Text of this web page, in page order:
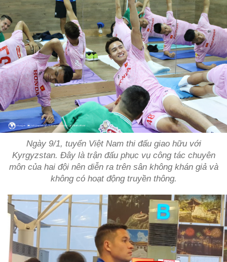
Ngày 9/1, tuyển Việt Nam thi đấu giao hữu với
Kyrgyzstan. Đây là trận đấu phục vụ công tác chuyên
môn của hai đội nên diễn ra trên sân không khán giả và
không có hoạt động truyền thông.